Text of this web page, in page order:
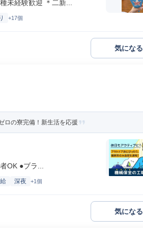
未経験歓迎 ＊二新...
+17個
気になる
ロの寮完備！新生活を応援
OK ●ブラ...
深夜 +1個
気になる